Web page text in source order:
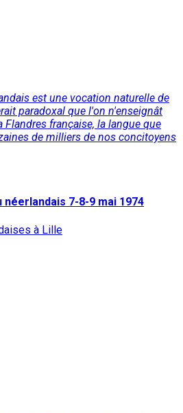
est une vocation naturelle de
paradoxal que l'on n'enseignât
Flandres française, la langue que
de milliers de nos concitoyens
7-8-9 mai 1974
à Lille